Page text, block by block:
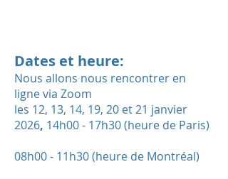
Dates et heure:
Nous allons nous rencontrer en
ligne via Zoom
les 12, 13, 14, 19, 20 et 21 janvier
2026, 14h00 - 17h30 (heure de Paris)
08h00 - 11h30 (heure de Montréal)